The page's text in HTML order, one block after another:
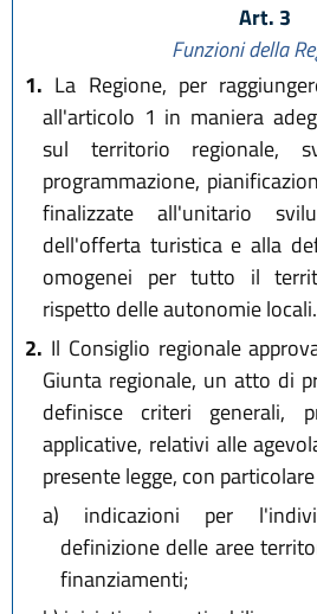
Art. 3
Funzioni della
1. La Regione, per
all'articolo 1 in maniera
sul territorio regionale,
programmazione,
finalizzate all'unitario
dell'offerta turistica e alla
omogenei per tutto il
rispetto delle autonomie locali.
2. Il Consiglio regionale
Giunta regionale, un atto di
definisce criteri generali,
applicative, relativi alle
presente legge, con
a) indicazioni per
definizione delle aree
finanziamenti;